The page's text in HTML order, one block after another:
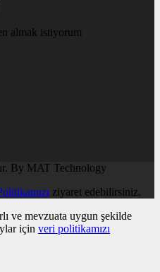
almak istiyorum
By MAT Technology
ziyaret edebilirsiniz.
ve mevzuata uygun şekilde
için veri politikamızı